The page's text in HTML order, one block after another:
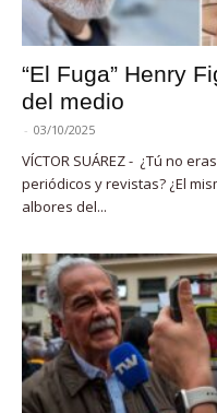
“El Fuga” Henry
del medio
- 03/10/2025
VÍCTOR SUÁREZ - ¿Tú no
periódicos y revistas? ¿El
albores del...